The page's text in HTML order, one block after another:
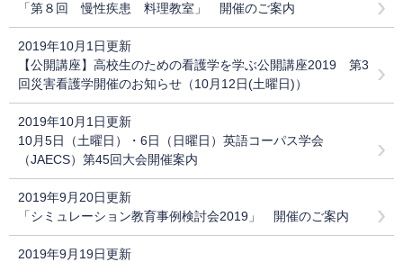
「第８回 慢性疾患 料理教室」 開催のご案内
2019年10月1日更新
【公開講座】高校生のための看護学を学ぶ公開講座2019 第3
回災害看護学開催のお知らせ（10月12日(土曜日)）
2019年10月1日更新
10月5日（土曜日）・6日（日曜日）英語コーパス学会
（JAECS）第45回大会開催案内
2019年9月20日更新
「シミュレーション教育事例検討会2019」 開催のご案内
2019年9月19日更新